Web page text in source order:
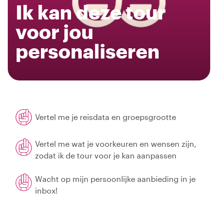
Ik kan deze tour
voor jou
personaliseren
Vertel me je reisdata en groepsgrootte
Vertel me wat je voorkeuren en wensen zijn,
zodat ik de tour voor je kan aanpassen
Wacht op mijn persoonlijke aanbieding in je
inbox!